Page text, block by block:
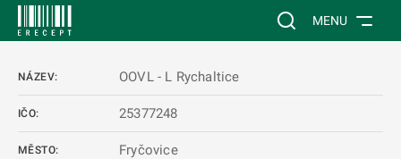
Vyhledávání na
MENU
NÁZEV: OOVL - L Rychaltice
IČO: 25377248
MĚSTO: Fryčovice